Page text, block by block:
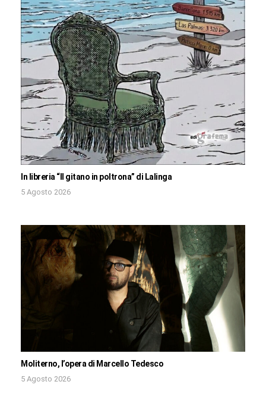
In libreria “Il gitano in poltrona” di Lalinga
5 Agosto 2026
Moliterno, l’opera di Marcello Tedesco
5 Agosto 2026